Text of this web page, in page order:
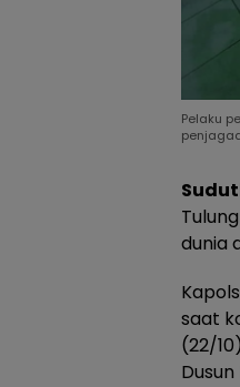
Pelaku
dunia
saat
(22/